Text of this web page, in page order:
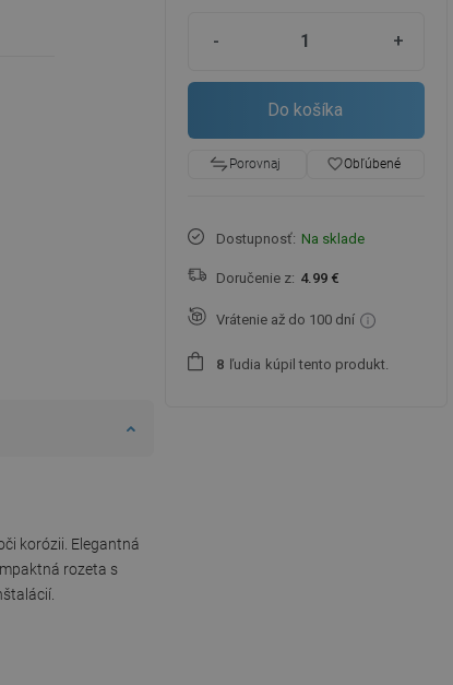
korózii. Elegantná
rozeta s
- +
Do košíka
Porovnaj favorite_borderObľúbené
Dostupnosť: Na sklade
Doručenie z: 4.99 €
Vrátenie až do 100 dní
8 ľudia kúpil tento produkt.